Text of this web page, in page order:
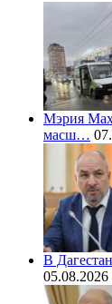
Мэрия
масш…
В
05.08.2026